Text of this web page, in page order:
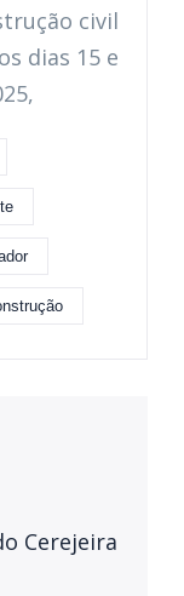
civil
dias 15 e
Cerejeira